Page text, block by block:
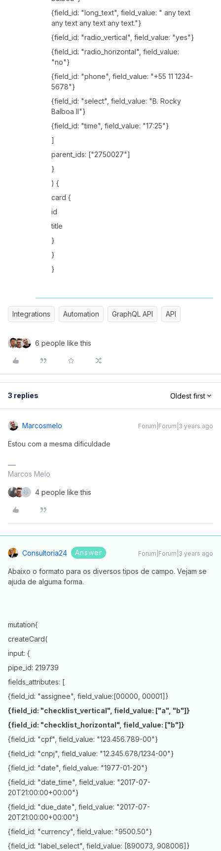
{field_id: "long_text", field_value: " any text
any text any text any text."}
{field_id: "radio_vertical", field_value: "yes"}
{field_id: "radio_horizontal", field_value:
"no"}
{field_id: "phone", field_value: "+55 11 1234-
5678"}
{field_id: "select", field_value: "B. Rocky
Balboa II"}
{field_id: "time", field_value: "17:25"}
]
parent_ids: ["2750027"]
}
) {
card {
id
title
}
}
}
Integrations Automation GraphQL API API
6 people like this
3 replies Oldest first
Marcosmelo Forum|Forum|3 years ago
Estou com a mesma dificuldade
Marcos Melo
4 people like this
Consultoria24 Answer Forum|Forum|3 years ago
Abaixo o formato para os diversos tipos de campo. Vejam se
ajuda de alguma forma.
mutation{
createCard(
input: {
pipe_id: 219739
fields_attributes: [
{field_id: "assignee", field_value:[00000, 00001]}
{field_id: "checklist_vertical", field_value: ["a", "b"]}
{field_id: "checklist_horizontal", field_value: ["b"]}
{field_id: "cpf", field_value: "123.456.789-00"}
{field_id: "cnpj", field_value: "12.345.678/1234-00"}
{field_id: "date", field_value: "1977-01-20"}
{field_id: "date_time", field_value: "2017-07-
20T21:00:00+00:00"}
{field_id: "due_date", field_value: "2017-07-
20T21:00:00+00:00"}
{field_id: "currency", field_value: "9500.50"}
{field_id: "label_select", field_value: [890073, 908006]}